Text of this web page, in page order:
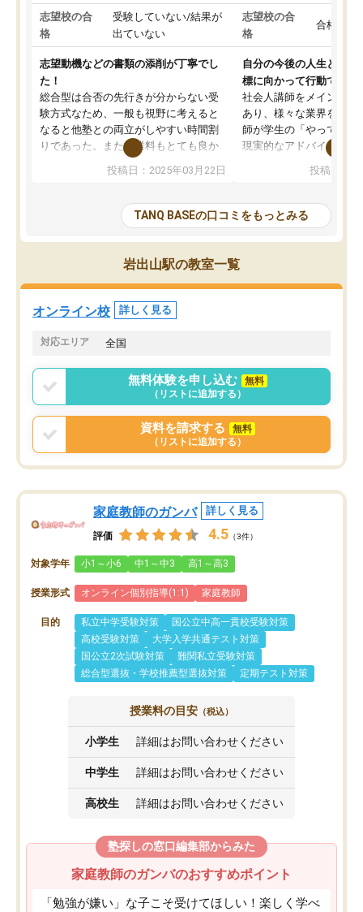
志望校の合
格
受験していない/結果が
出ていない
志望動機などの書類の添削が丁寧でし
た！
総合型は合否の先行きが分からない受
験方式なため、一般も視野に考えると
なると他塾との両立がしやすい時間割
りであった。また授業料もとても良か
総合型の多くの塾は大学生が見ること
大学生の目だけでなく、数人の大人に
も目を通して頂ける。そのため多くの
意見を聞くことができ、より良いもの
を推敲することが可能だ。
どの人も優しく、親身に接してくださ
るのでやる気も出て、良かったで
す！！
投稿日：2025年03月22日
志望校の合
格
合格した
自分の今後の人生と真剣
標に向かって行動できる
社会人講師をメインとし
あり、様々な業界を経験
師が学生の「やってみた
現実的なアドバイスを行
分野について学生知識
総合型選抜対策として志
接・小論文などの技術指
ション内容になっていま
を社会人として働いてい
標を見つける事が出来ま
投稿日：
TANQ BASEの口コミをもっとみる
岩出山駅の教室一覧
オンライン校 詳しく見る
対応エリア 全国
無料体験を申し込む
無料
（リストに追加する）
資料を請求する
無料
（リストに追加する）
家庭教師のガンバ 詳しく見る
評価 4.5 （3件）
対象学年 小1～小6 中1～中3 高1～高3
授業形式 オンライン個別指導(1:1) 家庭教師
目的 私立中学受験対策
国公立中高一貫校受験対策
高校受験対策
大学入学共通テスト対策
国公立2次試験対策
難関私立受験対策
総合型選抜・学校推薦型選抜対策
定期テスト対策
授業料の目安 （税込）
小学生 詳細はお問い合わせください
中学生 詳細はお問い合わせください
高校生 詳細はお問い合わせください
塾探しの窓口編集部からみた
家庭教師のガンバのおすすめポイント
「勉強が嫌い」な子こそ受けてほしい！楽しく学べ